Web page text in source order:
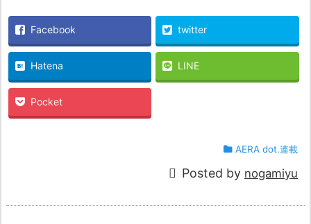
Facebook twitter
Hatena LINE
Pocket
AERA dot.連載
Posted by nogamiyu